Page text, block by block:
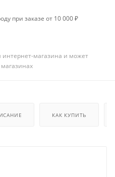
при заказе от 10 000 ₽
интернет-магазина и может
КАК КУПИТЬ